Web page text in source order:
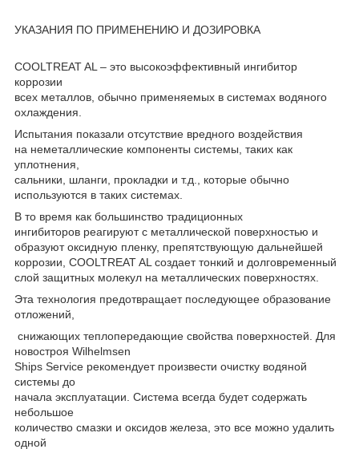
УКАЗАНИЯ ПО ПРИМЕНЕНИЮ И ДОЗИРОВКА
COOLTREAT AL – это высокоэффективный ингибитор
коррозии
всех металлов, обычно применяемых в системах водяного
охлаждения.
Испытания показали отсутствие вредного воздействия
на неметаллические компоненты системы, таких как
уплотнения,
сальники, шланги, прокладки и т.д., которые обычно
используются в таких системах.
В то время как большинство традиционных
ингибиторов реагируют с металлической поверхностью и
образуют оксидную пленку, препятствующую дальнейшей
коррозии, COOLTREAT AL создает тонкий и долговременный
слой защитных молекул на металлических поверхностях.
Эта технология предотвращает последующее образование
отложений,
снижающих теплопередающие свойства поверхностей. Для
новостроя Wilhelmsen
Ships Service рекомендует произвести очистку водяной
системы до
начала эксплуатации. Система всегда будет содержать
небольшое
количество смазки и оксидов железа, это все можно удалить
одной